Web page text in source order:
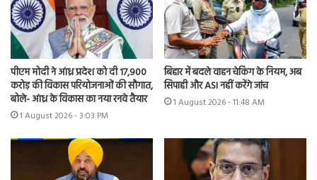
पीएम मोदी ने आंध्र प्रदेश को दी 17,900
करोड़ की विकास परियोजनाओं की सौगात,
बोले- आंध्र के विकास का नया रनवे तैयार
1 August 2026 - 3:03 PM
बिहार में बदले वाहन चेकिंग के नियम, अब
सिपाही और ASI नहीं करेंगे जांच
1 August 2026 - 11:48 AM